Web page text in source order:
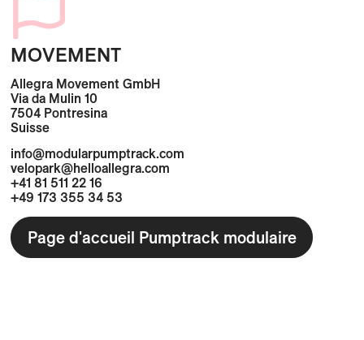
MOVEMENT
Allegra Movement GmbH
Via da Mulin 10
7504 Pontresina
Suisse
info@modularpumptrack.com
velopark@helloallegra.com
+41 81 511 22 16
+49 173 355 34 53
Page d'accueil Pumptrack modulaire